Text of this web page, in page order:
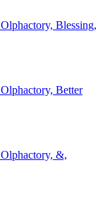
Blessing,
Better
&,